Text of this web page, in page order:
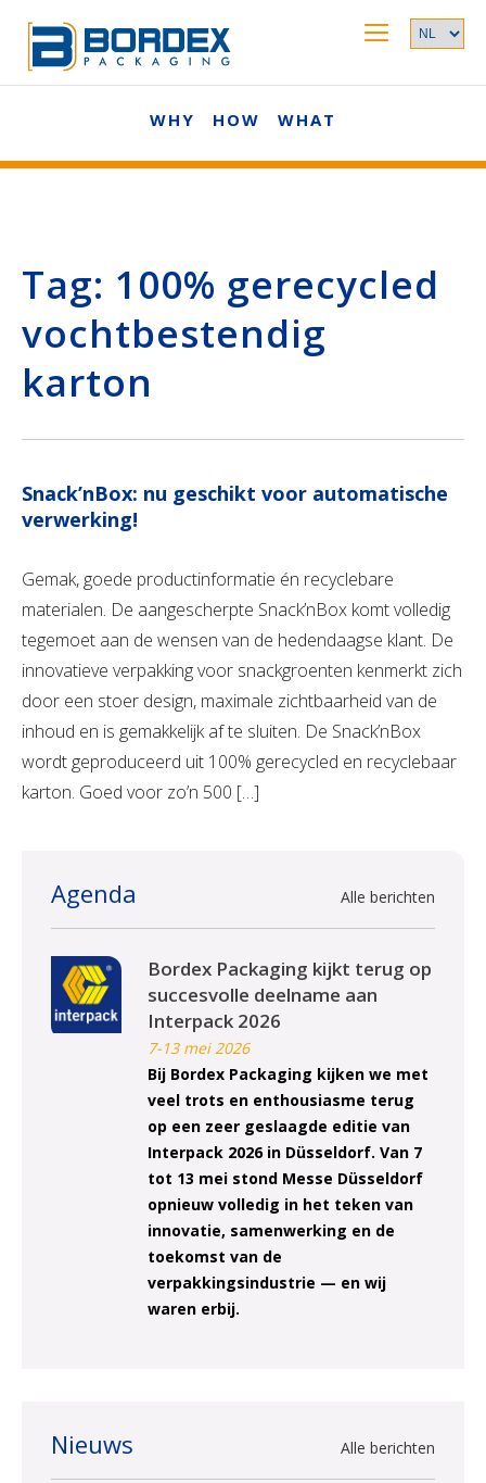
WHY HOW WHAT
Tag: 100% gerecycled
vochtbestendig
karton
Snack’nBox: nu geschikt voor automatische
verwerking!
Gemak, goede productinformatie én recyclebare
materialen. De aangescherpte Snack’nBox komt volledig
tegemoet aan de wensen van de hedendaagse klant. De
innovatieve verpakking voor snackgroenten kenmerkt zich
door een stoer design, maximale zichtbaarheid van de
inhoud en is gemakkelijk af te sluiten. De Snack’nBox
wordt geproduceerd uit 100% gerecycled en recyclebaar
karton. Goed voor zo’n 500 […]
Agenda Alle berichten
Bordex Packaging kijkt terug op
succesvolle deelname aan
Interpack 2026
7-13 mei 2026
Bij Bordex Packaging kijken we met
veel trots en enthousiasme terug
op een zeer geslaagde editie van
Interpack 2026 in Düsseldorf. Van 7
tot 13 mei stond Messe Düsseldorf
opnieuw volledig in het teken van
innovatie, samenwerking en de
toekomst van de
verpakkingsindustrie — en wij
waren erbij.
Nieuws Alle berichten